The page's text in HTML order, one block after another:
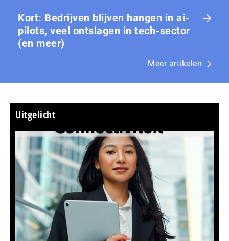
Kort: Bedrijven blijven hangen in ai-
pilots, veel ontslagen in tech-sector
(en meer)
Meer artikelen
Uitgelicht